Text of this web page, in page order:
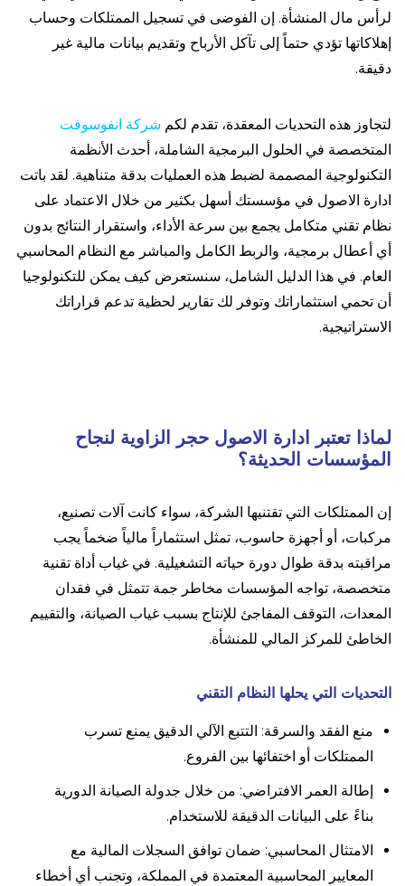
لرأس مال المنشأة. إن الفوضى في تسجيل الممتلكات وحساب
إهلاكاتها تؤدي حتماً إلى تآكل الأرباح وتقديم بيانات مالية غير
دقيقة.
لتجاوز هذه التحديات المعقدة، تقدم لكم شركة انفوسوفت
المتخصصة في الحلول البرمجية الشاملة، أحدث الأنظمة
التكنولوجية المصممة لضبط هذه العمليات بدقة متناهية. لقد باتت
ادارة الاصول في مؤسستك أسهل بكثير من خلال الاعتماد على
نظام تقني متكامل يجمع بين سرعة الأداء، واستقرار النتائج بدون
أي أعطال برمجية، والربط الكامل والمباشر مع النظام المحاسبي
العام. في هذا الدليل الشامل، سنستعرض كيف يمكن للتكنولوجيا
أن تحمي استثماراتك وتوفر لك تقارير لحظية تدعم قراراتك
الاستراتيجية.
لماذا تعتبر ادارة الاصول حجر الزاوية لنجاح
المؤسسات الحديثة؟
إن الممتلكات التي تقتنيها الشركة، سواء كانت آلات تصنيع،
مركبات، أو أجهزة حاسوب، تمثل استثماراً مالياً ضخماً يجب
مراقبته بدقة طوال دورة حياته التشغيلية. في غياب أداة تقنية
متخصصة، تواجه المؤسسات مخاطر جمة تتمثل في فقدان
المعدات، التوقف المفاجئ للإنتاج بسبب غياب الصيانة، والتقييم
الخاطئ للمركز المالي للمنشأة.
التحديات التي يحلها النظام التقني
منع الفقد والسرقة: التتبع الآلي الدقيق يمنع تسرب
الممتلكات أو اختفائها بين الفروع.
إطالة العمر الافتراضي: من خلال جدولة الصيانة الدورية
بناءً على البيانات الدقيقة للاستخدام.
الامتثال المحاسبي: ضمان توافق السجلات المالية مع
المعايير المحاسبية المعتمدة في المملكة، وتجنب أي أخطاء